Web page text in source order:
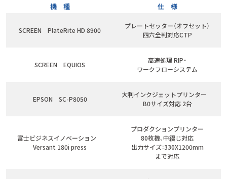
機 種 仕 様
SCREEN PlateRite HD 8900
プレートセッター（オフセット）
四六全判対応CTP
SCREEN EQUIOS
高速処理 RIP・
ワークフローシステム
EPSON SC-P8050
大判インクジェットプリンター
B0サイズ対応 2台
富士ビジネスイノベーション
Versant 180i press
プロダクションプリンター
80枚機、中綴じ対応
出力サイズ：330X1200mm
まで対応